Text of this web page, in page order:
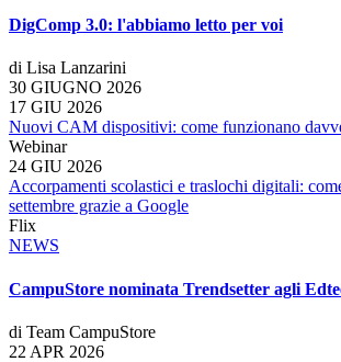
DigComp 3.0: l'abbiamo letto per voi
di Lisa Lanzarini
30 GIUGNO 2026
17 GIU 2026
Nuovi CAM dispositivi: come funzionano
Webinar
24 GIU 2026
Accorpamenti scolastici e traslochi digitali:
settembre grazie a Google
Flix
NEWS
CampuStore nominata Trendsetter agli
di Team CampuStore
22 APR 2026